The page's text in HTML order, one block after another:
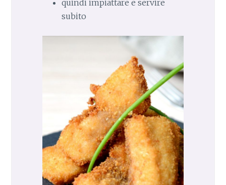
quindi impiattare e servire
subito